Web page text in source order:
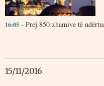
16:05 - Prej 850 xhamive të
15/11/2016